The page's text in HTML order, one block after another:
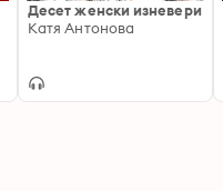
Десет женски изневери
Катя Антонова